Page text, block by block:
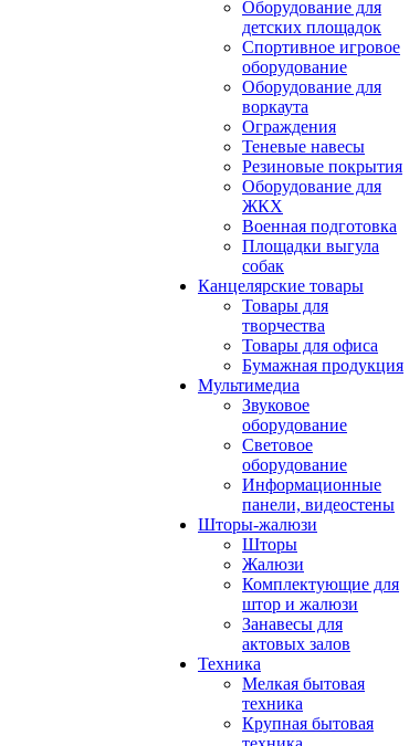
Оборудование для
детских площадок
Спортивное игровое
оборудование
Оборудование для
воркаута
Ограждения
Теневые навесы
Резиновые покрытия
Оборудование для
ЖКХ
Военная подготовка
Площадки выгула
собак
Канцелярские товары
Товары для
творчества
Товары для офиса
Бумажная продукция
Мультимедиа
Звуковое
оборудование
Световое
оборудование
Информационные
панели, видеостены
Шторы-жалюзи
Шторы
Жалюзи
Комплектующие для
штор и жалюзи
Занавесы для
актовых залов
Техника
Мелкая бытовая
техника
Крупная бытовая